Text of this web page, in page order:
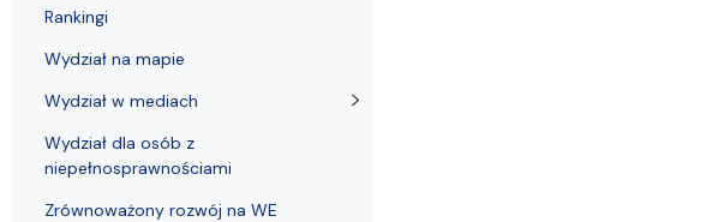
Rankingi
Wydział na mapie
Wydział w mediach
Wydział dla osób z
niepełnosprawnościami
Zrównoważony rozwój na WE